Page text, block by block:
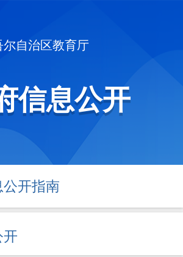
尔自治区教育厅
信息公开
开指南
开